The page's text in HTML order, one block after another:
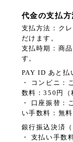
代金の支払方
支払方法：ク
だけます。
支払時期：商
す。
PAY ID あと払
・ コンビニ：
数料：350円（
・ 口座振替：
い手数料：無料
銀行振込決済
・ 支払い手数